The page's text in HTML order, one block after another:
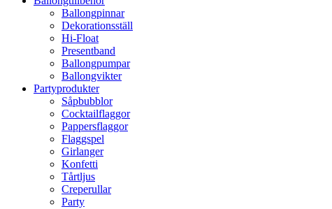
Ballongpinnar
Dekorationsställ
Hi-Float
Presentband
Ballongpumpar
Ballong­vikter
Party­­produkter
Såpbubblor
Cocktail­flaggor
Pappers­flaggor
Flaggspel
Girlanger
Konfetti
Tårtljus
Creperullar
Party